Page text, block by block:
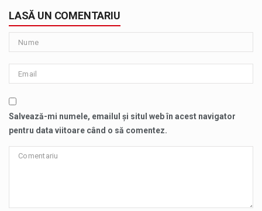
LASĂ UN COMENTARIU
Salvează-mi numele, emailul și situl web în acest navigator
pentru data viitoare când o să comentez.